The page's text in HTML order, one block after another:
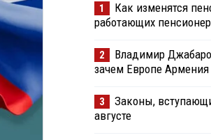
1
Как изменятся
работающих
2
Владимир
зачем Европе Армения
3
Законы,
августе